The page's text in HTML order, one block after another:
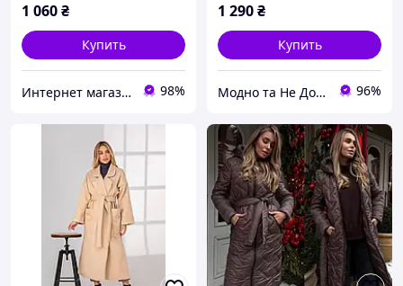
1 060₴
Купить
Интернет магазин Beatrissa-shop 98%
1 290₴
Купить
Модно та Не Дорого 96%